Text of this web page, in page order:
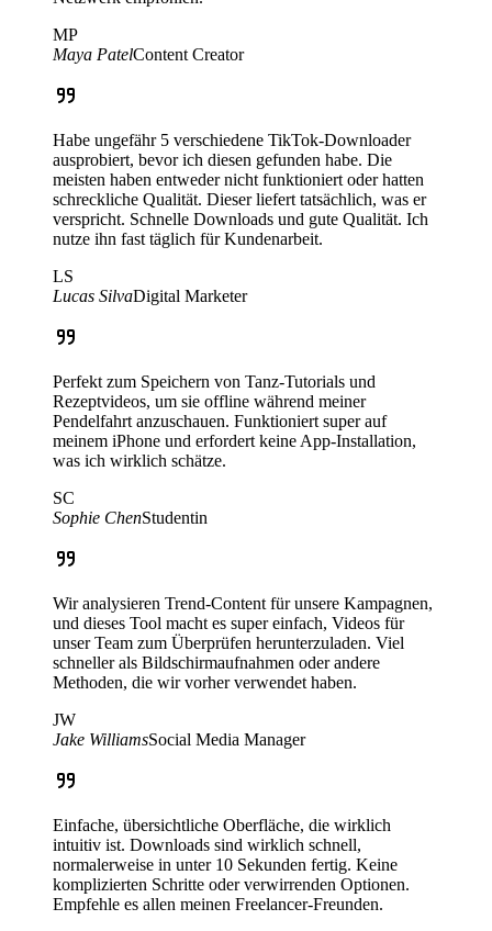
MP
Maya PatelContent Creator
Habe ungefähr 5 verschiedene TikTok-Downloader
ausprobiert, bevor ich diesen gefunden habe. Die
meisten haben entweder nicht funktioniert oder hatten
schreckliche Qualität. Dieser liefert tatsächlich, was er
verspricht. Schnelle Downloads und gute Qualität. Ich
nutze ihn fast täglich für Kundenarbeit.
LS
Lucas SilvaDigital Marketer
Perfekt zum Speichern von Tanz-Tutorials und
Rezeptvideos, um sie offline während meiner
Pendelfahrt anzuschauen. Funktioniert super auf
meinem iPhone und erfordert keine App-Installation,
was ich wirklich schätze.
SC
Sophie ChenStudentin
Wir analysieren Trend-Content für unsere Kampagnen,
und dieses Tool macht es super einfach, Videos für
unser Team zum Überprüfen herunterzuladen. Viel
schneller als Bildschirmaufnahmen oder andere
Methoden, die wir vorher verwendet haben.
JW
Jake WilliamsSocial Media Manager
Einfache, übersichtliche Oberfläche, die wirklich
intuitiv ist. Downloads sind wirklich schnell,
normalerweise in unter 10 Sekunden fertig. Keine
komplizierten Schritte oder verwirrenden Optionen.
Empfehle es allen meinen Freelancer-Freunden.